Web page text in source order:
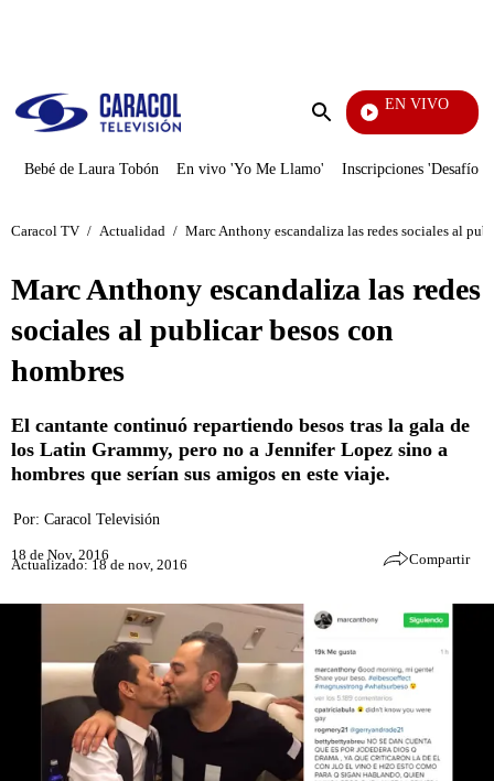
Enviar
EN VIVO
Bebé de Laura Tobón En vivo 'Yo Me Llamo' Inscripciones 'Desafío'
Caracol TV / Actualidad / Marc Anthony escandaliza las redes sociales al
Marc Anthony escandaliza las redes
sociales al publicar besos con
hombres
El cantante continuó repartiendo besos tras la gala de
los Latin Grammy, pero no a Jennifer Lopez sino a
hombres que serían sus amigos en este viaje.
Por: Caracol Televisión
18 de Nov, 2016
Actualizado: 18 de nov, 2016 Compartir